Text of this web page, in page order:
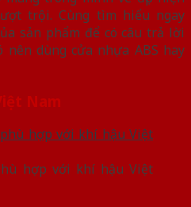
trội. Cùng tìm hiểu ngay
sản phẩm để có câu trả lời
nên dùng cửa nhựa ABS hay
Nam
hợp với khí hậu Việt